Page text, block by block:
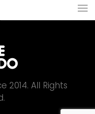
2014. All Rights